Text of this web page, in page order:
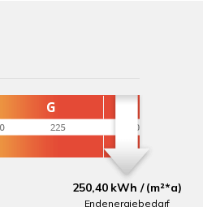
250,40 kWh / (m²*a)
Endenergiebedarf